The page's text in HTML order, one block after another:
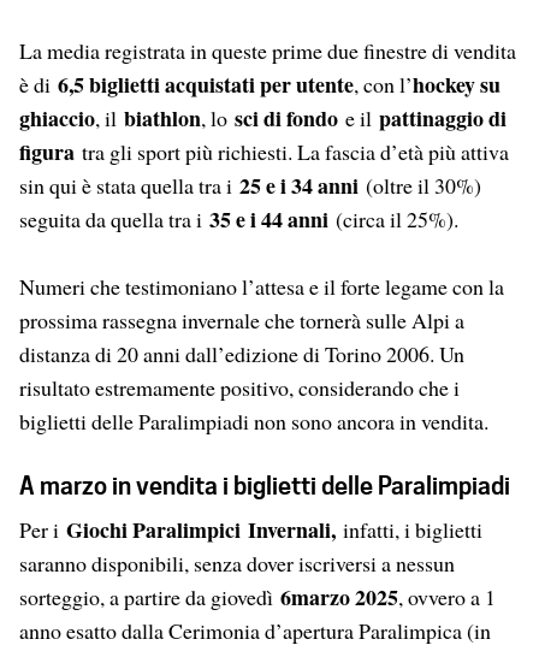
La media registrata in queste prime due finestre di vendita
è di 6,5 biglietti acquistati per utente, con l’hockey su
ghiaccio, il biathlon, lo sci di fondo e il pattinaggio di
figura tra gli sport più richiesti. La fascia d’età più attiva
sin qui è stata quella tra i 25 e i 34 anni (oltre il 30%)
seguita da quella tra i 35 e i 44 anni (circa il 25%).
Numeri che testimoniano l’attesa e il forte legame con la
prossima rassegna invernale che tornerà sulle Alpi a
distanza di 20 anni dall’edizione di Torino 2006. Un
risultato estremamente positivo, considerando che i
biglietti delle Paralimpiadi non sono ancora in vendita.
A marzo in vendita i biglietti delle Paralimpiadi
Per i Giochi Paralimpici Invernali, infatti, i biglietti
saranno disponibili, senza dover iscriversi a nessun
sorteggio, a partire da giovedì 6marzo 2025, ovvero a 1
anno esatto dalla Cerimonia d’apertura Paralimpica (in